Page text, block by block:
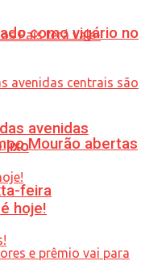
Mourão abertas
feira
como vigário no
avenidas
lixo
hoje!